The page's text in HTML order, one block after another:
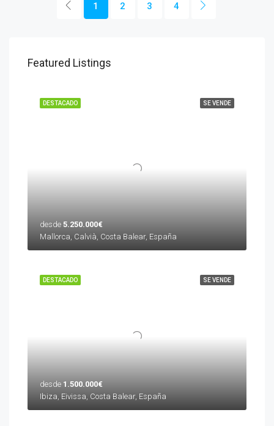
1 2 3 4
Featured Listings
SE VENDE
DESTACADO
desde 5.250.000€
Mallorca, Calvià, Costa Balear, España
SE VENDE
DESTACADO
desde 1.500.000€
Ibiza, Eivissa, Costa Balear, España